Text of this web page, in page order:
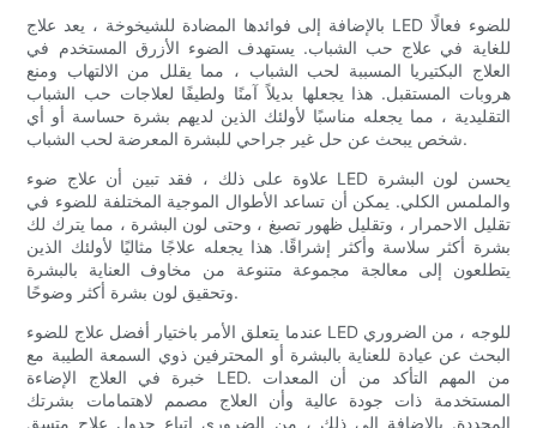
بالإضافة إلى فوائدها المضادة للشيخوخة ، يعد علاج LED للضوء فعالًا
للغاية في علاج حب الشباب. يستهدف الضوء الأزرق المستخدم في
العلاج البكتيريا المسببة لحب الشباب ، مما يقلل من الالتهاب ومنع
هروبات المستقبل. هذا يجعلها بديلاً آمنًا ولطيفًا لعلاجات حب الشباب
التقليدية ، مما يجعله مناسبًا لأولئك الذين لديهم بشرة حساسة أو أي
شخص يبحث عن حل غير جراحي للبشرة المعرضة لحب الشباب.
علاوة على ذلك ، فقد تبين أن علاج ضوء LED يحسن لون البشرة
والملمس الكلي. يمكن أن تساعد الأطوال الموجية المختلفة للضوء في
تقليل الاحمرار ، وتقليل ظهور تصبغ ، وحتى لون البشرة ، مما يترك لك
بشرة أكثر سلاسة وأكثر إشراقًا. هذا يجعله علاجًا مثاليًا لأولئك الذين
يتطلعون إلى معالجة مجموعة متنوعة من مخاوف العناية بالبشرة
وتحقيق لون بشرة أكثر وضوحًا.
عندما يتعلق الأمر باختيار أفضل علاج للضوء LED للوجه ، من الضروري
البحث عن عيادة للعناية بالبشرة أو المحترفين ذوي السمعة الطيبة مع
خبرة في العلاج الإضاءة LED. من المهم التأكد من أن المعدات
المستخدمة ذات جودة عالية وأن العلاج مصمم لاهتمامات بشرتك
المحددة. بالإضافة إلى ذلك ، من الضروري اتباع جدول علاج متسق